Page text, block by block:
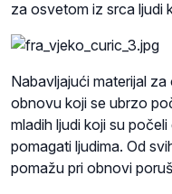
za osvetom iz srca ljudi
Nabavljajući materijal za
obnovu koji se ubrzo
mladih ljudi koji su
pomagati ljudima. Od
pomažu pri obnovi